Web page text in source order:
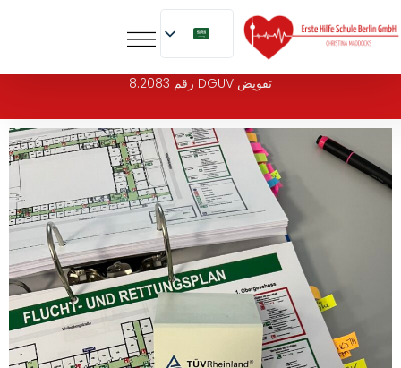
المحتوى
تفويض DGUV رقم 8.2083